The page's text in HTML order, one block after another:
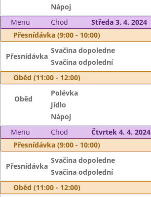
Nápoj
Menu
Chod
Středa 3. 4. 2024
Přesnídávka (9:00 - 10:00)
Přesnídávka
Svačina dopoledne
Svačina odpolední
Oběd (11:00 - 12:00)
Oběd
Polévka
Jídlo
Nápoj
Menu
Chod
Čtvrtek 4. 4. 2024
Přesnídávka (9:00 - 10:00)
Přesnídávka
Svačina dopoledne
Svačina odpolední
Oběd (11:00 - 12:00)